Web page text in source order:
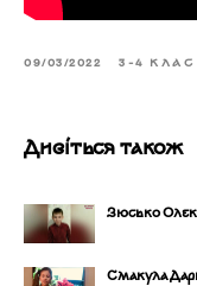
09/03/2022 3-4 КЛАС
Дивіться також
Зюсько
Смакула